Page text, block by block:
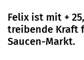
Felix ist mit +
treibende Kraft
Saucen-Markt.